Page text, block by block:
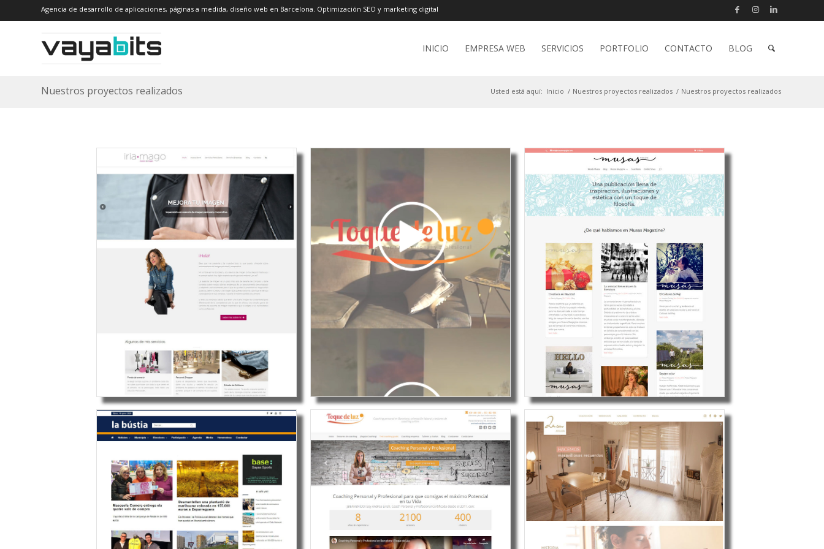
Agencia de desarrollo de aplicaciones, páginas a medida, diseño web en Barcelona. Optimización SEO y marketing digital
INICIO EMPRESA WEB SERVICIOS PORTFOLIO CONTACTO BLOG
Nuestros proyectos realizados Usted está aquí: Inicio / Nuestros proyectos realizados / Nuestros proyectos realizados